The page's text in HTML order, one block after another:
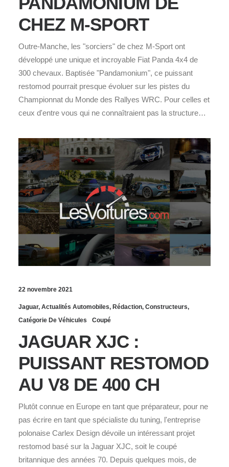
CHEZ M-SPORT
Outre-Manche, les "sorciers" de chez M-Sport ont
développé une unique et incroyable Fiat Panda 4x4 de
300 chevaux. Baptisée "Pandamonium", ce puissant
restomod pourrait presque évoluer sur les pistes du
Championnat du Monde des Rallyes WRC. Pour celles et
ceux d'entre vous qui ne connaîtraient pas la structure…
22 novembre 2021
Jaguar, Actualités Automobiles, Rédaction, Constructeurs,
Catégorie De Véhicules
Coupé
JAGUAR XJC :
PUISSANT RESTOMOD
AU V8 DE 400 CH
Plutôt connue en Europe en tant que préparateur, pour ne
pas écrire en tant que spécialiste du tuning, l'entreprise
polonaise Carlex Design dévoile un intéressant projet
restomod basé sur la Jaguar XJC, soit le coupé
britannique des années 70. Depuis quelques mois, de